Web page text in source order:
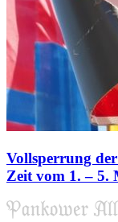
Vollsperrung
Zeit vom 1. – 5.